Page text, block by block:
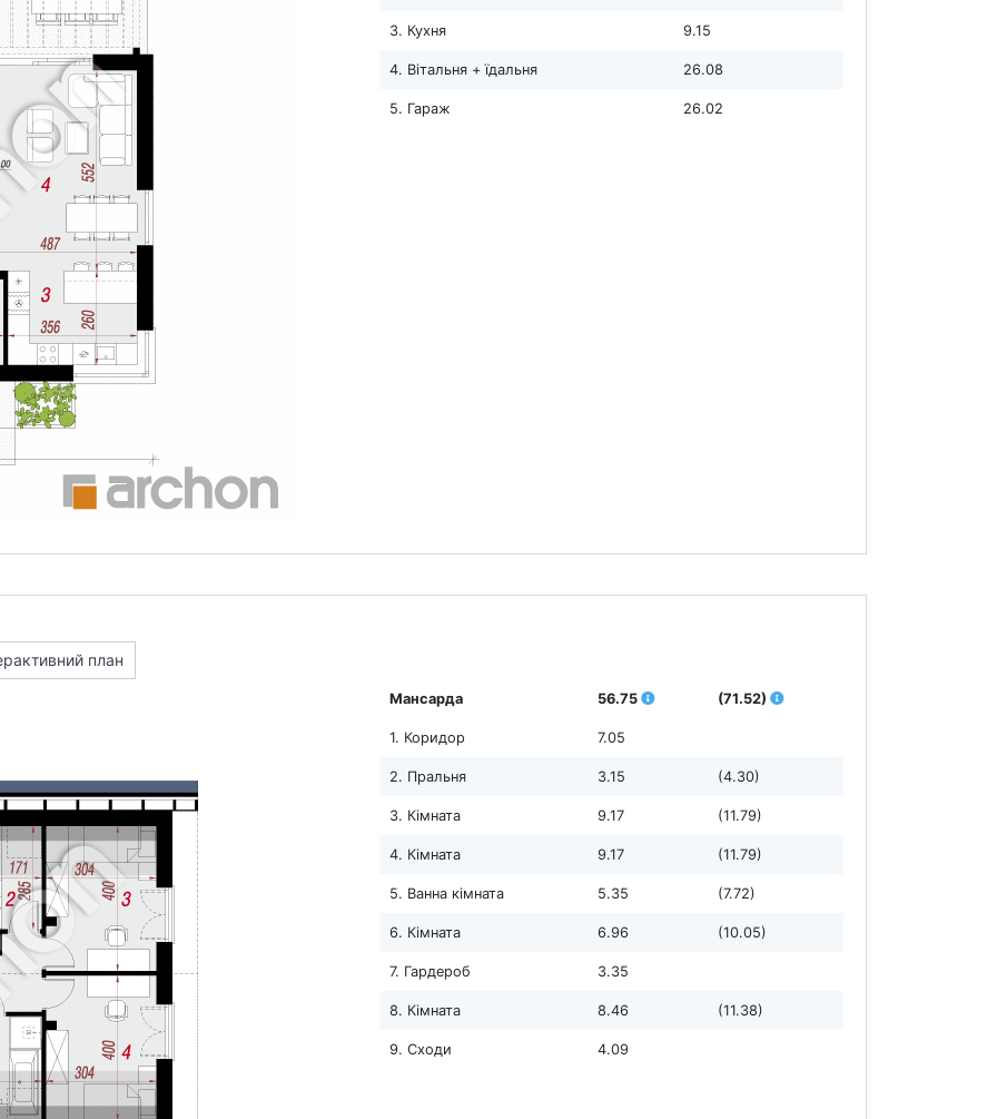
3. Кухня 9.15
4. Вітальня + їдальня 26.08
5. Гараж 26.02
план
Мансарда 56.75 (71.52)
1. Коридор 7.05
2. Пральня 3.15 (4.30)
3. Кімната 9.17 (11.79)
4. Кімната 9.17 (11.79)
5. Ванна кімната 5.35 (7.72)
6. Кімната 6.96 (10.05)
7. Гардероб 3.35
8. Кімната 8.46 (11.38)
9. Сходи 4.09